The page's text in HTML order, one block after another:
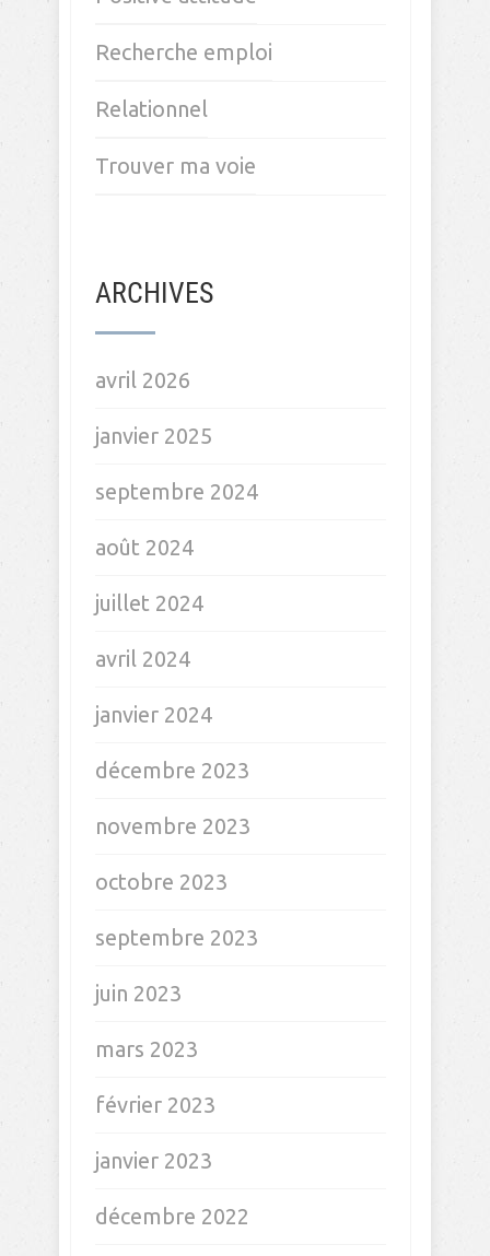
Te poses tu mille questions ?
Equilibre vie pro vie perso
Expat
Hypersensibilité
Intuition
leçon du quotidien
Positive attitude
Recherche emploi
Relationnel
avril 2026
janvier 2025
septembre 2024
août 2024
juillet 2024